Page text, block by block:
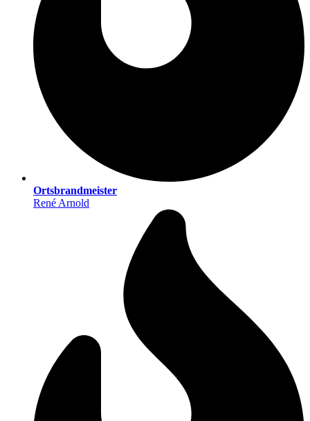
Ortsbrandmeister
René Arnold